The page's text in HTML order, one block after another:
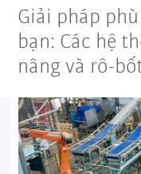
Giải pháp
bạn: Các hệ
nâng và rô-